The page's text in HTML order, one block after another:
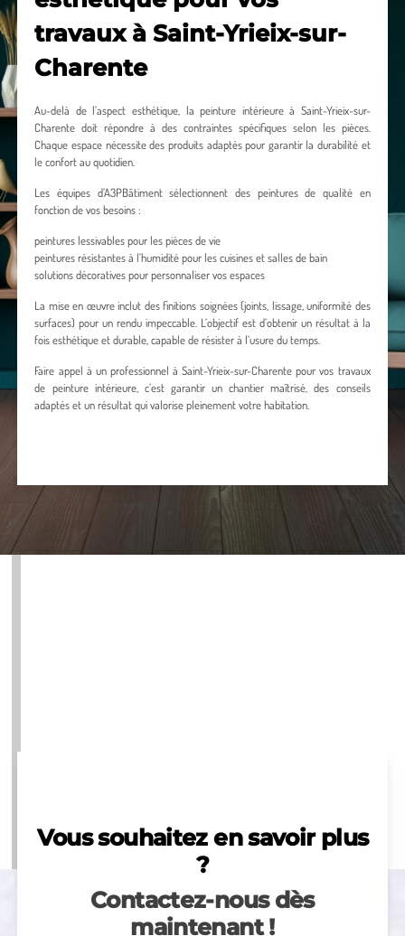
travaux à Saint-Yrieix-sur-
Charente
Au-delà de l’aspect esthétique, la peinture intérieure à Saint-Yrieix-sur-
Charente doit répondre à des contraintes spécifiques selon les pièces.
Chaque espace nécessite des produits adaptés pour garantir la durabilité et
le confort au quotidien.
Les équipes d’A3PBâtiment sélectionnent des peintures de qualité en
fonction de vos besoins :
peintures lessivables pour les pièces de vie
peintures résistantes à l’humidité pour les cuisines et salles de bain
solutions décoratives pour personnaliser vos espaces
La mise en œuvre inclut des finitions soignées (joints, lissage, uniformité des
surfaces) pour un rendu impeccable. L’objectif est d’obtenir un résultat à la
fois esthétique et durable, capable de résister à l’usure du temps.
Faire appel à un professionnel à Saint-Yrieix-sur-Charente pour vos travaux
de peinture intérieure, c’est garantir un chantier maîtrisé, des conseils
adaptés et un résultat qui valorise pleinement votre habitation.
Vous souhaitez en savoir plus
?
Contactez-nous dès
maintenant !